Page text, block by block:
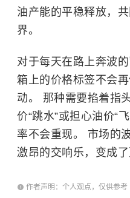
油产能的平稳释放，
界。
对于每天在路上奔波
箱上的价格标签不会
动。 那种需要掐着指
价“跳水”或担心油价“
率不会重现。 市场的
激昂的交响乐，变成
作者声明：个人观点，仅供参考